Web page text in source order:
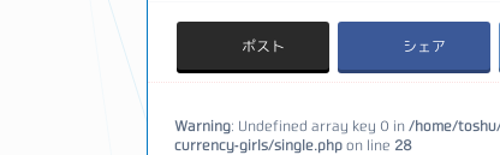
ポスト シェア
Warning: Undefined array key 0 in /home/
currency-girls/single.php on line 28